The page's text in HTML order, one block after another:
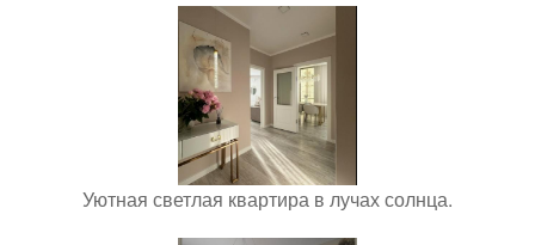
Уютная светлая квартира в лучах солнца.